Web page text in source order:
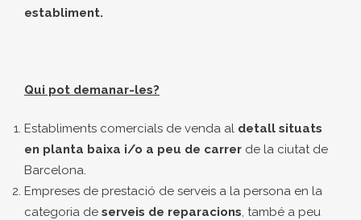
establiment.
Qui pot demanar-les?
Establiments comercials de venda al detall situats
en planta baixa i/o a peu de carrer de la ciutat de
Barcelona.
Empreses de prestació de serveis a la persona en la
categoria de serveis de reparacions, també a peu